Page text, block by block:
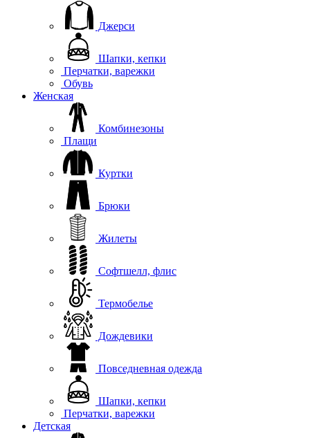
Джерси
Шапки, кепки
Перчатки, варежки
Обувь
Женская
Комбинезоны
Плащи
Куртки
Брюки
Жилеты
Софтшелл, флис
Термобелье
Дождевики
Повседневная одежда
Шапки, кепки
Перчатки, варежки
Детская